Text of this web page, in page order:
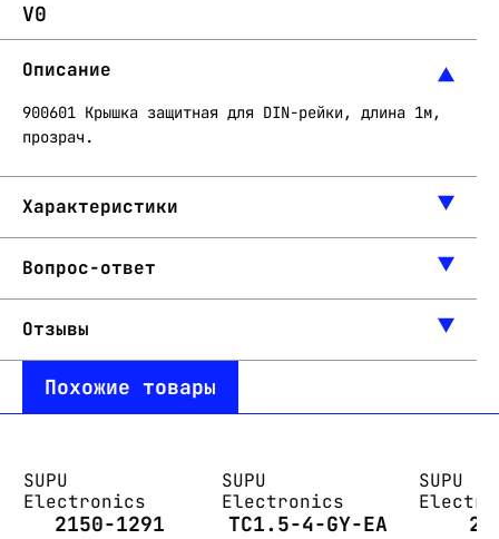
V0
Описание
900601 Крышка защитная для DIN-рейки, длина 1м,
прозрач.
Характеристики
Вопрос-ответ
Отзывы
Похожие товары
SUPU
Electronics
2150-1291
SUPU
Electronics
TC1.5-4-GY-EA
SUPU